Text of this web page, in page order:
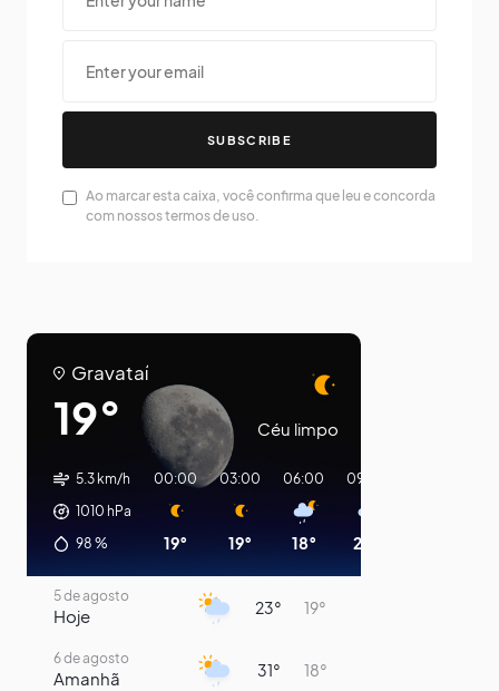
SUBSCRIBE
Ao marcar esta caixa, você confirma que leu e concorda
com nossos termos de uso.
Gravataí
19° Céu limpo
5.3 km/h
1010 hPa
98 %
00:00
19°
03:00
19°
06:00
18°
09:00
20°
5 de agosto
Hoje 23° 19°
6 de agosto
Amanhã 31° 18°